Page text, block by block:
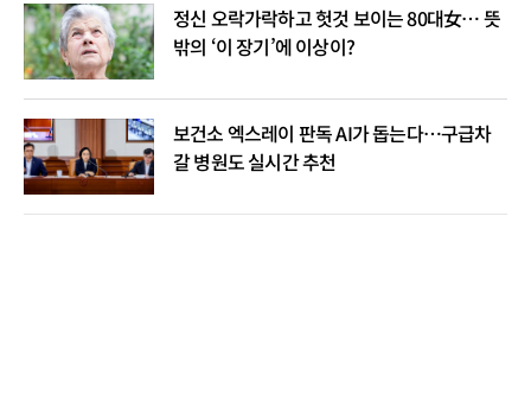
정신 오락가락하고 헛것 보이는 80대女… 뜻
밖의 ‘이 장기’에 이상이?
보건소 엑스레이 판독 AI가 돕는다…구급차
갈 병원도 실시간 추천